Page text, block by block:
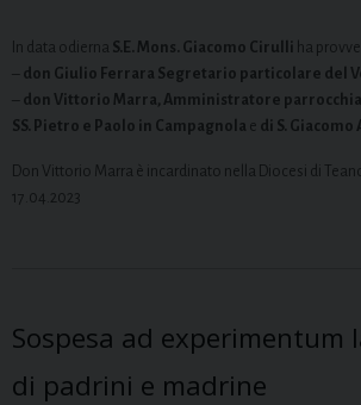
In data odierna S.E. Mons. Giacomo Cirulli ha
– don Giulio Ferrara Segretario particolare del
– don Vittorio Marra, Amministratore
SS. Pietro e Paolo in Campagnola e di S.
Don Vittorio Marra è incardinato nella Diocesi di
17.04.2023
Sospesa ad experimentum
di padrini e madrine